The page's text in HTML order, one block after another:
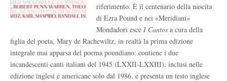
riferimento. È il centenario della nascita
di Ezra Pound e nei «Meridiani»
Mondadori esce I Cantos a cura della
figlia del poeta, Mary de Rachewiltz, in realtà la prima edizione
integrale mai apparsa del poema poundiano: contiene i due
incandescenti canti italiani del 1945 (LXXII-LXXIII), inclusi nelle
edizione inglesi e americane solo dal 1986, e presenta un testo inglese